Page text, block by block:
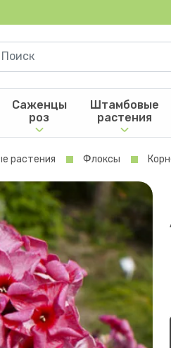
Саженцы
роз
Штамбовые
растения
растения Флоксы